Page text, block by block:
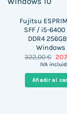
Fujitsu
SFF / i5-6400
DDR4
Windows
322,00€ El
era:
IVA
Añadir al